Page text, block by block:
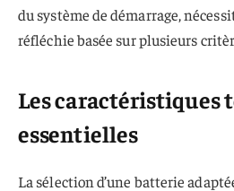
du système de démarrage,
réfléchie basée sur plusieurs
Les caractéristiques
essentielles
La sélection d’une batterie